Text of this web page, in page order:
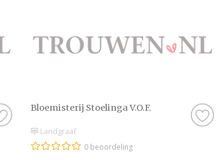
Bloemisterij Stoelinga V.O.F.
Landgraaf
0 beoordeling